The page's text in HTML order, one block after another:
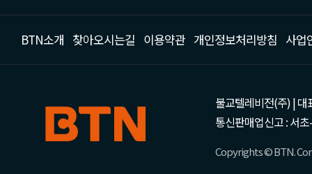
BTN소개 찾아오시는길 이용약관 개인정보처리방침 사업
불교텔레비전(주) | 대
통신판매업신고 : 서
Copyrights © BTN.